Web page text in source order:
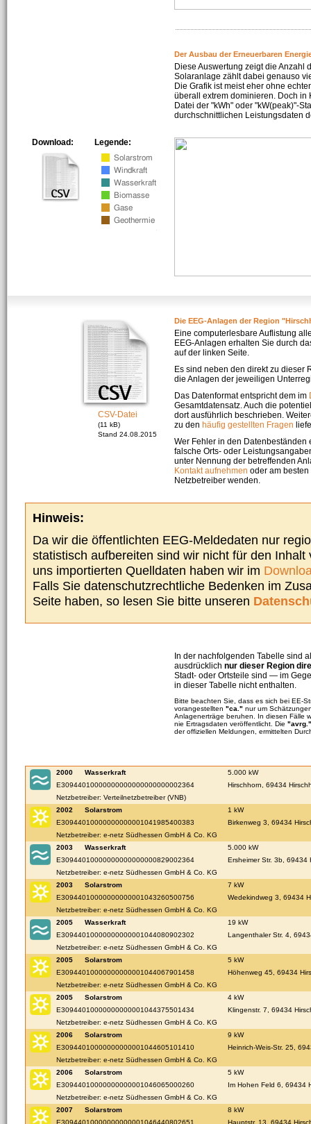
Der Ausbau der Erneuerbaren
Diese Auswertung zeigt die Anzahl
Solaranlage zählt dabei genauso
Die Grafik ist meist eher ohne
überall extrem dominieren. Doch in
Datei der "kWh" oder "kW(peak)"-
durchschnittlichen Leistungsdaten
Legende:
Download:
CSV-Datei
(11 kB)
Stand 24.08.2015
Die EEG-Anlagen der Region
Eine computerlesbare Auflistung
EEG-Anlagen erhalten Sie durch
auf der linken Seite.
Es sind neben den direkt zu dieser
die Anlagen der jeweiligen
Das Datenformat entspricht dem im
Gesamtdatensatz. Auch die
dort ausführlich beschrieben.
zu den häufig gestellten Fragen
Wer Fehler in den Datenbeständen
falsche Orts- oder
unter Nennung der betreffenden
Kontakt aufnehmen oder am
Netzbetreiber wenden.
Hinweis:
Da wir die öffentlichten EEG-Meldedaten nur
statistisch aufbereiten sind wir nicht für den Inhalt
uns importierten Quelldaten haben wir im
Falls Sie datenschutzrechtliche Bedenken im
Seite haben, so lesen Sie bitte unseren
In der nachfolgenden Tabelle sind
ausdrücklich nur dieser Region
Stadt- oder Ortsteile sind — im
in dieser Tabelle nicht enthalten.
Bitte beachten Sie, dass es sich bei EE-
vorangestellten "ca." nur um
Anlagenerträge beruhen. In diesen Fälle
nie Ertragsdaten veröffentlicht. Die "avrg."
der offiziellen Meldungen, ermittelten
2000 Wasserkraft
5.000 kW
E30944010000000000000000000002364
Hirschhorn, 69434
Netzbetreiber: Verteilnetzbetreiber (VNB)
2002
Solarstrom
1 kW
E30944010000000000001041985400383
Birkenweg 3, 69434
Netzbetreiber: e-netz Südhessen GmbH & Co. KG
2003
Wasserkraft
5.000 kW
E30944010000000000000000829002364
Ersheimer Str. 3b, 69434
Netzbetreiber: e-netz Südhessen GmbH & Co. KG
2003
Solarstrom
7 kW
E30944010000000000001043260500756
Wedekindweg 3, 69434
Netzbetreiber: e-netz Südhessen GmbH & Co. KG
2005
Wasserkraft
19 kW
E30944010000000000001044080902302
Langenthaler Str. 4,
Netzbetreiber: e-netz Südhessen GmbH & Co. KG
2005
Solarstrom
5 kW
E30944010000000000001044067901458
Höhenweg 45, 69434
Netzbetreiber: e-netz Südhessen GmbH & Co. KG
2005
Solarstrom
4 kW
E30944010000000000001044375501434
Klingenstr. 7, 69434
Netzbetreiber: e-netz Südhessen GmbH & Co. KG
2006
Solarstrom
9 kW
E30944010000000000001044605101410
Heinrich-Weis-Str. 25,
Netzbetreiber: e-netz Südhessen GmbH & Co. KG
2006
Solarstrom
5 kW
E30944010000000000001046065000260
Im Hohen Feld 6, 69434
Netzbetreiber: e-netz Südhessen GmbH & Co. KG
2007
Solarstrom
8 kW
E30944010000000000001046440802651
Hauptstr. 13, 69434